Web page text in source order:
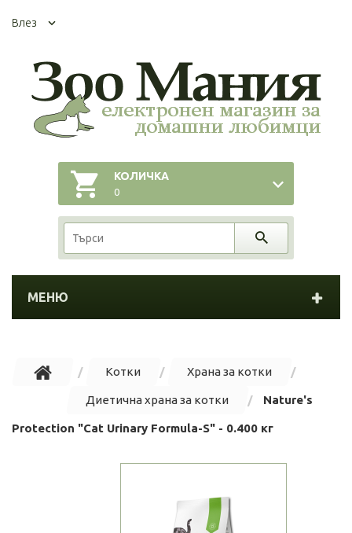
Влез
КОЛИЧКА
0
МЕНЮ
Котки Храна за котки
Диетична храна за котки Nature's
Protection "Cat Urinary Formula-S" - 0.400 кг